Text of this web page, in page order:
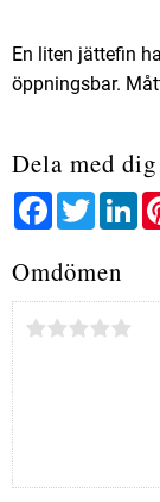
En liten jättefin
öppningsbar.
Dela med dig
FacebookTwitter
Omdömen